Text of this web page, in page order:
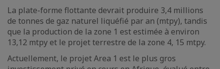
La plate-forme flottante devrait produire 3,4 millions
de tonnes de gaz naturel liquéfié par an (mtpy), tandis
que la production de la zone 1 est estimée à environ
13,12 mtpy et le projet terrestre de la zone 4, 15 mtpy.
Actuellement, le projet Area 1 est le plus gros